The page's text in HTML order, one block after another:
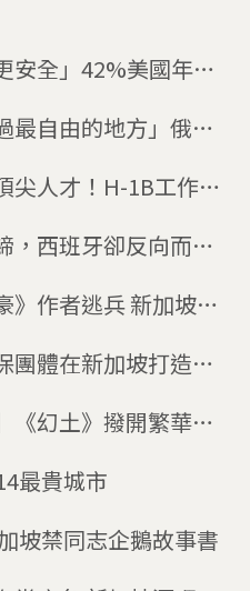
安全」42%美國年輕
最自由的地方」俄羅
元平等價值開倒車
尖人才！H-1B工作簽
，西班牙卻反向而
者逃兵 新加坡通
團體在新加坡打造的
《幻土》撥開繁華獅
最貴城市
坡禁同志企鵝故事書